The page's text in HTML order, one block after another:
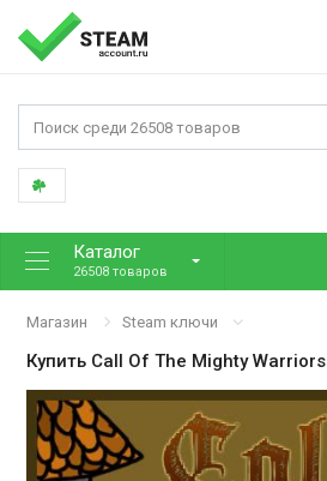
Каталог
26508 товаров
Магазин Steam ключи
Купить Call Of The Mighty Warriors